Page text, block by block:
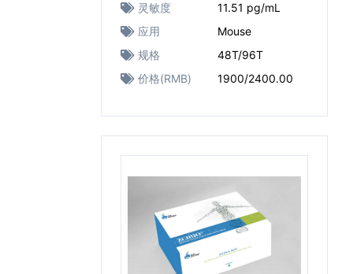
灵敏度
11.51 pg/mL
应用
Mouse
规格
48T/96T
价格(RMB)
1900/2400.00